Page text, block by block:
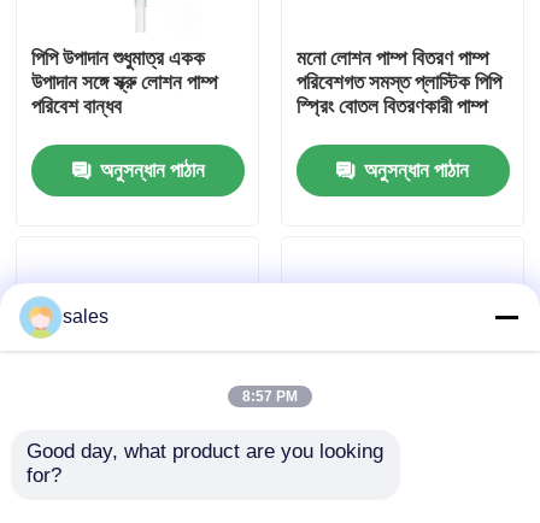
পিপি উপাদান শুধুমাত্র একক
উপাদান সঙ্গে স্ক্রু লোশন পাম্প
পরিবেশ বান্ধব
অনুসন্ধান পাঠান
মনো লোশন পাম্প বিতরণ পাম্প
পরিবেশগত সমস্ত প্লাস্টিক পিপি
স্প্রিং বোতল বিতরণকারী পাম্প
অনুসন্ধান পাঠান
24/410 28/410 কাস্টম রঙ
sales
8:57 PM
Good day, what product are you looking
for?